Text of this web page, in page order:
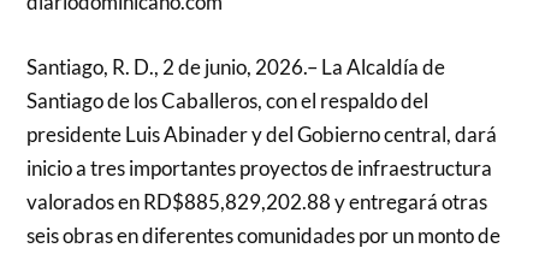
Santiago, R. D., 2 de junio, 2026.– La Alcaldía de
Santiago de los Caballeros, con el respaldo del
presidente Luis Abinader y del Gobierno central, dará
inicio a tres importantes proyectos de infraestructura
valorados en RD$885,829,202.88 y entregará otras
seis obras en diferentes comunidades por un monto de